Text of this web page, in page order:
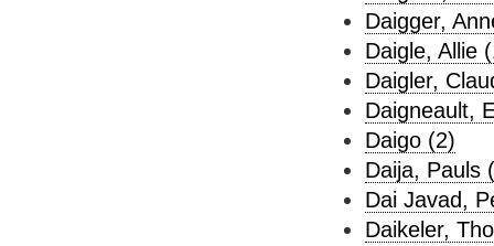
Daigger,
Daigle, Allie
Daigler,
Daigneault,
Daigo (2)
Daija, Pauls
Dai Javad,
Daikeler,